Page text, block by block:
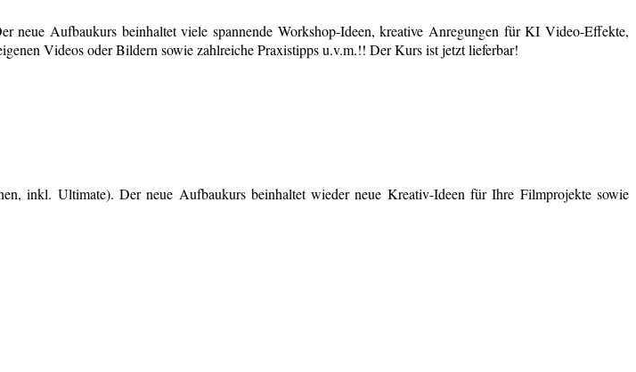
Aufbaukurs beinhaltet viele spannende Workshop-Ideen, kreative Anregungen für KI Video-Effekte,
Videos oder Bildern sowie zahlreiche Praxistipps u.v.m.!! Der Kurs ist jetzt lieferbar!
inkl. Ultimate). Der neue Aufbaukurs beinhaltet wieder neue Kreativ-Ideen für Ihre Filmprojekte sowie